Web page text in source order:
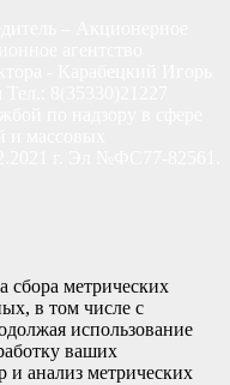
сбора метрических
в том числе с
использование
ваших
и анализ метрических